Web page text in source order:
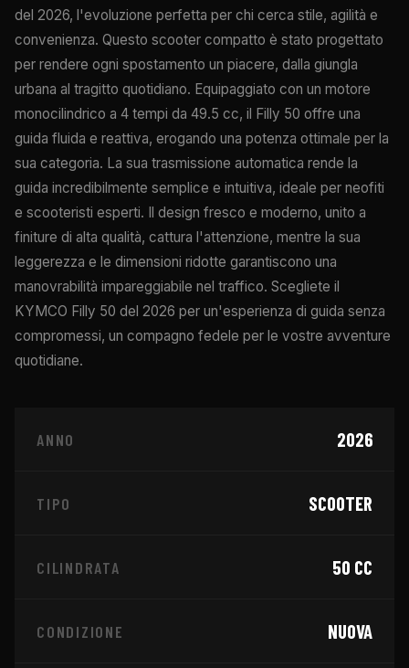
del 2026, l'evoluzione perfetta per chi cerca stile, agilità e
convenienza. Questo scooter compatto è stato progettato
per rendere ogni spostamento un piacere, dalla giungla
urbana al tragitto quotidiano. Equipaggiato con un motore
monocilindrico a 4 tempi da 49.5 cc, il Filly 50 offre una
guida fluida e reattiva, erogando una potenza ottimale per la
sua categoria. La sua trasmissione automatica rende la
guida incredibilmente semplice e intuitiva, ideale per neofiti
e scooteristi esperti. Il design fresco e moderno, unito a
finiture di alta qualità, cattura l'attenzione, mentre la sua
leggerezza e le dimensioni ridotte garantiscono una
manovrabilità impareggiabile nel traffico. Scegliete il
KYMCO Filly 50 del 2026 per un'esperienza di guida senza
compromessi, un compagno fedele per le vostre avventure
quotidiane.
ANNO 2026
TIPO SCOOTER
CILINDRATA 50 CC
CONDIZIONE NUOVA